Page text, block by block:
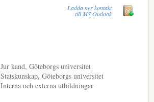
Ladda ner kontakt
till MS Outlook
Jur kand, Göteborgs universitet
Statskunskap, Göteborgs universitet
Interna och externa utbildningar